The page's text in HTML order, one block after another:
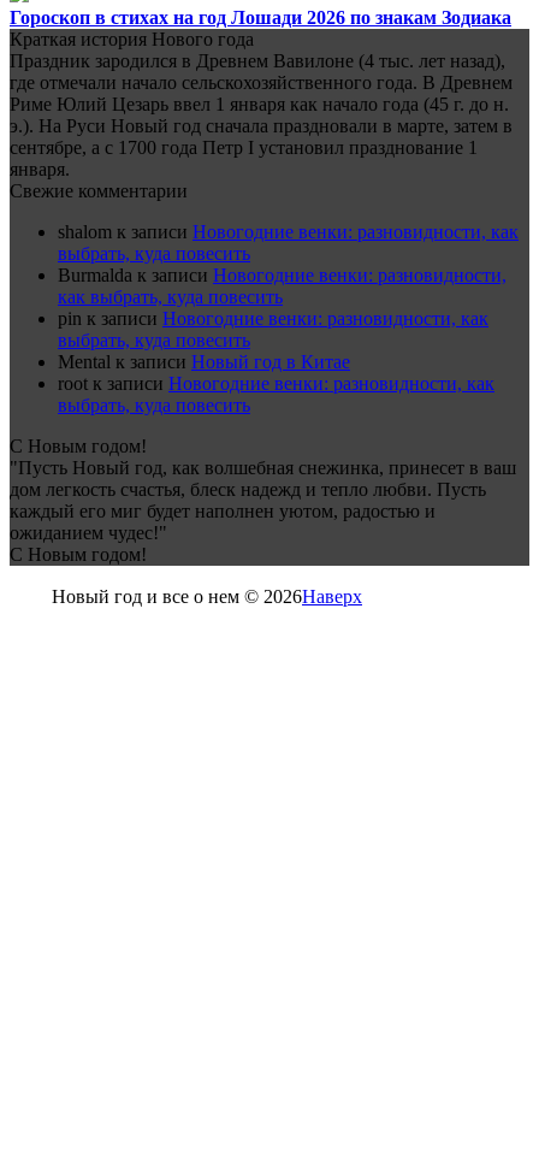
Гороскоп в стихах на год Лошади 2026 по знакам Зодиака
Краткая история Нового года
Праздник зародился в Древнем Вавилоне (4 тыс. лет назад),
где отмечали начало сельскохозяйственного года. В Древнем
Риме Юлий Цезарь ввел 1 января как начало года (45 г. до н.
э.). На Руси Новый год сначала праздновали в марте, затем в
сентябре, а с 1700 года Петр I установил празднование 1
января.
Свежие комментарии
shalom к записи Новогодние венки: разновидности, как
выбрать, куда повесить
Burmalda к записи Новогодние венки: разновидности,
как выбрать, куда повесить
pin к записи Новогодние венки: разновидности, как
выбрать, куда повесить
Mental к записи Новый год в Китае
root к записи Новогодние венки: разновидности, как
выбрать, куда повесить
С Новым годом!
"Пусть Новый год, как волшебная снежинка, принесет в ваш
дом легкость счастья, блеск надежд и тепло любви. Пусть
каждый его миг будет наполнен уютом, радостью и
ожиданием чудес!"
С Новым годом!
Новый год и все о нем © 2026Наверх